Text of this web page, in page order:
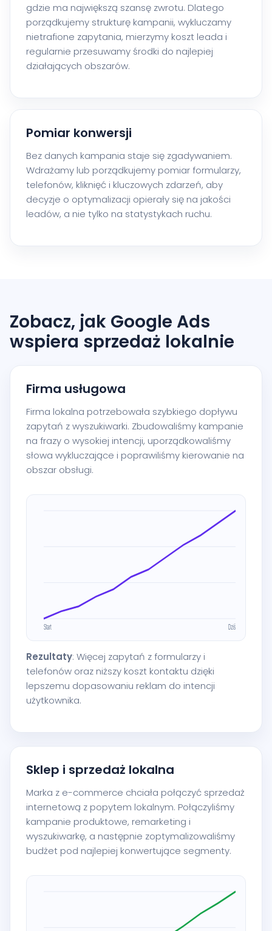
gdzie ma największą szansę zwrotu. Dlatego
porządkujemy strukturę kampanii, wykluczamy
nietrafione zapytania, mierzymy koszt leada i
regularnie przesuwamy środki do najlepiej
działających obszarów.
Pomiar konwersji
Bez danych kampania staje się zgadywaniem.
Wdrażamy lub porządkujemy pomiar formularzy,
telefonów, kliknięć i kluczowych zdarzeń, aby
decyzje o optymalizacji opierały się na jakości
leadów, a nie tylko na statystykach ruchu.
Zobacz, jak Google Ads
wspiera sprzedaż lokalnie
Firma usługowa
Firma lokalna potrzebowała szybkiego dopływu
zapytań z wyszukiwarki. Zbudowaliśmy kampanie
na frazy o wysokiej intencji, uporządkowaliśmy
słowa wykluczające i poprawiliśmy kierowanie na
obszar obsługi.
Rezultaty: Więcej zapytań z formularzy i
telefonów oraz niższy koszt kontaktu dzięki
lepszemu dopasowaniu reklam do intencji
użytkownika.
Sklep i sprzedaż lokalna
Marka z e-commerce chciała połączyć sprzedaż
internetową z popytem lokalnym. Połączyliśmy
kampanie produktowe, remarketing i
wyszukiwarkę, a następnie zoptymalizowaliśmy
budżet pod najlepiej konwertujące segmenty.